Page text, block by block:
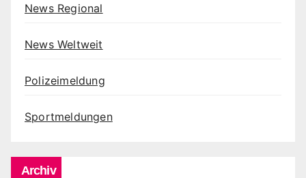
News Regional
News Weltweit
Polizeimeldung
Sportmeldungen
Archiv